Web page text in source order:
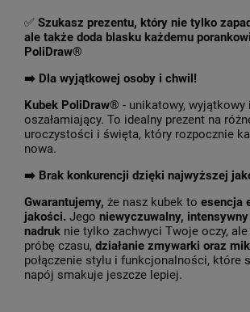
✅ Szukasz prezentu, który nie tylko
ale także doda blasku każdemu
PoliDraw®
➡️ Dla wyjątkowej osoby i chwil!
Kubek PoliDraw® - unikatowy, wyjątkowy
oszałamiający. To idealny prezent na
uroczystości i święta, który rozpocznie
nowa.
➡️ Brak konkurencji dzięki najwyższej
Gwarantujemy, że nasz kubek to esencja
jakości. Jego niewyczuwalny,
nadruk nie tylko zachwyci Twoje oczy,
próbę czasu, działanie zmywarki oraz
połączenie stylu i funkcjonalności, które
napój smakuje jeszcze lepiej.